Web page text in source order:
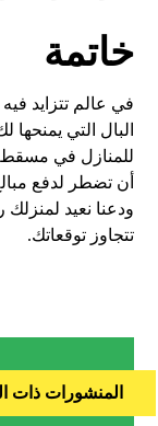
خاتمة
في عالم تتزايد
البال التي
للمنازل في مسقط
أن تضطر لدفع
ودعنا نعيد لمنزلك
تتجاوز توقعاتك.
المنشورات ذات